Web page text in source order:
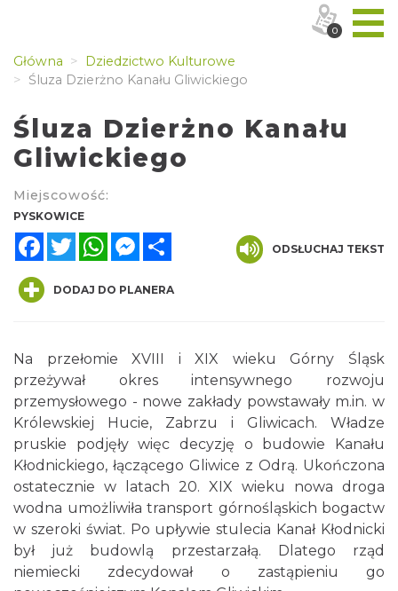
Główna
Dziedzictwo Kulturowe
Śluza Dzierżno Kanału Gliwickiego
Śluza Dzierżno Kanału
Gliwickiego
Miejscowość:
PYSKOWICE
FacebookTwitterWhatsAppMessenger
ODSŁUCHAJ TEKST
DODAJ DO PLANERA
Na przełomie XVIII i XIX wieku Górny Śląsk
przeżywał okres intensywnego rozwoju
przemysłowego - nowe zakłady powstawały m.in. w
Królewskiej Hucie, Zabrzu i Gliwicach. Władze
pruskie podjęły więc decyzję o budowie Kanału
Kłodnickiego, łączącego Gliwice z Odrą. Ukończona
ostatecznie w latach 20. XIX wieku nowa droga
wodna umożliwiła transport górnośląskich bogactw
w szeroki świat. Po upływie stulecia Kanał Kłodnicki
był już budowlą przestarzałą. Dlatego rząd
niemiecki zdecydował o zastąpieniu go
0